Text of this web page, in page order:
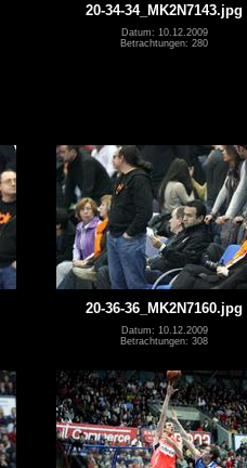
20-34-34_MK2N7143.jpg
Datum: 10.12.2009
Betrachtungen: 280
20-36-36_MK2N7160.jpg
Datum: 10.12.2009
Betrachtungen: 308